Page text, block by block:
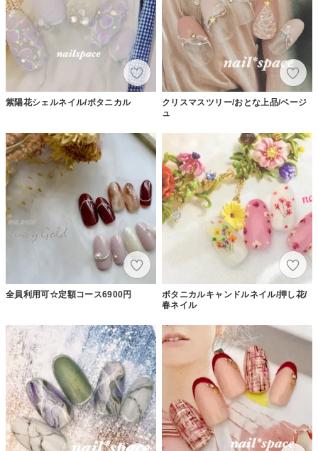
紫陽花シェルネイル/ボタニカル
クリスマスツリー/おとな上品/ベージ
ュ
全員利用可☆定額コース6900円
ボタニカルキャンドルネイル/押し花/
春ネイル